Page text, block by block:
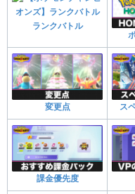
ランクバトル
変更点 ス
課金優先度